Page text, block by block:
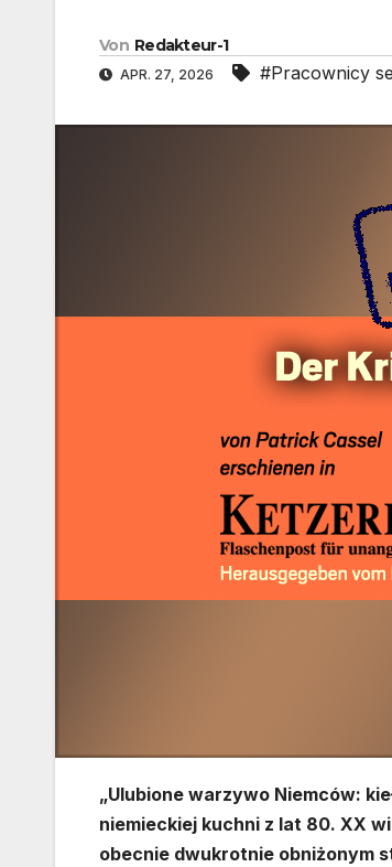
Von Redakteur-1
APR. 27, 2026 #Pracownicy
„Ulubione warzywo Niemców:
niemieckiej kuchni z lat 80. XX
obecnie dwukrotnie obniżonym